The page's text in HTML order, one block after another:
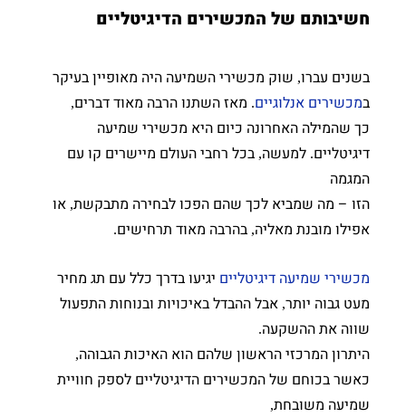
חשיבותם של המכשירים הדיגיטליים
בשנים עברו, שוק מכשירי השמיעה היה מאופיין בעיקר
במכשירים אנלוגיים. מאז השתנו הרבה מאוד דברים,
כך שהמילה האחרונה כיום היא מכשירי שמיעה
דיגיטליים. למעשה, בכל רחבי העולם מיישרים קו עם
המגמה
הזו – מה שמביא לכך שהם הפכו לבחירה מתבקשת, או
אפילו מובנת מאליה, בהרבה מאוד תרחישים.
מכשירי שמיעה דיגיטליים יגיעו בדרך כלל עם תג מחיר
מעט גבוה יותר, אבל ההבדל באיכויות ובנוחות התפעול
שווה את ההשקעה.
היתרון המרכזי הראשון שלהם הוא האיכות הגבוהה,
כאשר בכוחם של המכשירים הדיגיטליים לספק חוויית
שמיעה משובחת,